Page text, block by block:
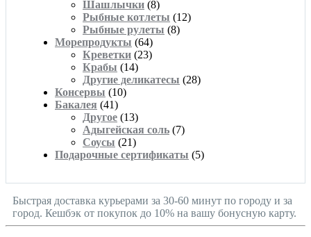
Шашлычки (8)
Рыбные котлеты (12)
Рыбные рулеты (8)
Морепродукты (64)
Креветки (23)
Крабы (14)
Другие деликатесы (28)
Консервы (10)
Бакалея (41)
Другое (13)
Адыгейская соль (7)
Соусы (21)
Подарочные сертификаты (5)
Быстрая доставка курьерами за 30-60 минут по городу и за
город. Кешбэк от покупок до 10% на вашу бонусную карту.